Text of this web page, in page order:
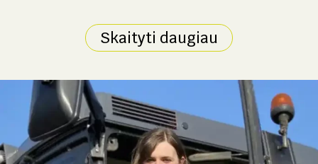
Skaityti daugiau